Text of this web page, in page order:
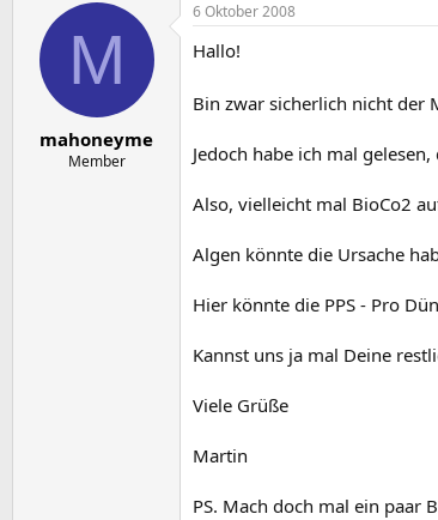
M
mahoneyme
Member
6 Oktober 2008
Hallo!
Bin zwar sicherlich nicht der
Jedoch habe ich mal
Also, vielleicht mal BioCo2
Algen könnte die Ursache
Hier könnte die PPS - Pro
Kannst uns ja mal Deine
Viele Grüße
Martin
PS. Mach doch mal ein paar